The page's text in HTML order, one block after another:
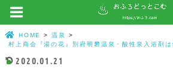
HOME
温泉
村上商会『湯の花』別府明礬温泉・酸性泉入浴剤は
2020.01.21